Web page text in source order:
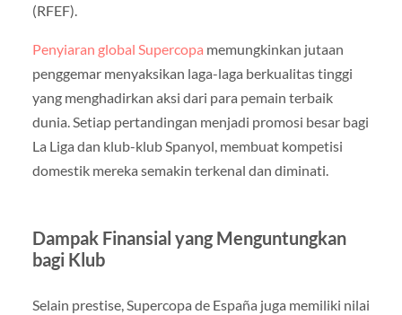
(RFEF).
Penyiaran global Supercopa memungkinkan jutaan
penggemar menyaksikan laga-laga berkualitas tinggi
yang menghadirkan aksi dari para pemain terbaik
dunia. Setiap pertandingan menjadi promosi besar bagi
La Liga dan klub-klub Spanyol, membuat kompetisi
domestik mereka semakin terkenal dan diminati.
Dampak Finansial yang Menguntungkan
bagi Klub
Selain prestise, Supercopa de España juga memiliki nilai